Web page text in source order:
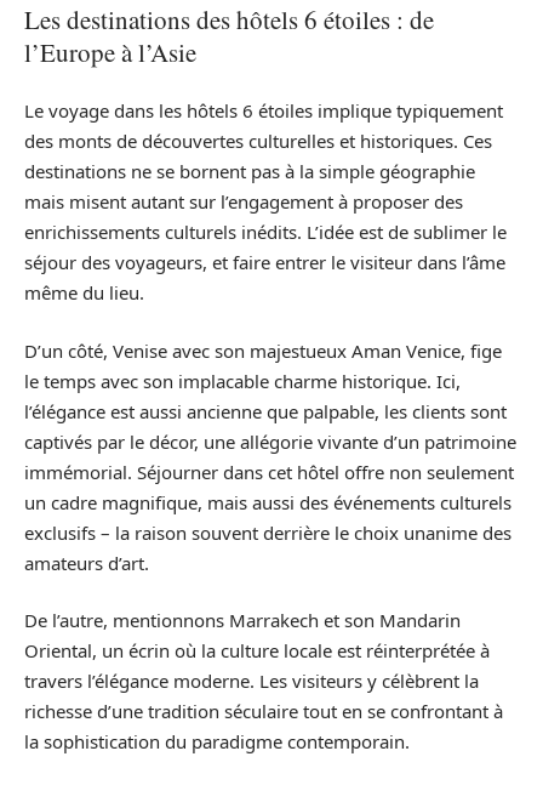
Les destinations des hôtels 6 étoiles : de
l’Europe à l’Asie
Le voyage dans les hôtels 6 étoiles implique typiquement
des monts de découvertes culturelles et historiques. Ces
destinations ne se bornent pas à la simple géographie
mais misent autant sur l’engagement à proposer des
enrichissements culturels inédits. L’idée est de sublimer le
séjour des voyageurs, et faire entrer le visiteur dans l’âme
même du lieu.
D’un côté, Venise avec son majestueux Aman Venice, fige
le temps avec son implacable charme historique. Ici,
l’élégance est aussi ancienne que palpable, les clients sont
captivés par le décor, une allégorie vivante d’un patrimoine
immémorial. Séjourner dans cet hôtel offre non seulement
un cadre magnifique, mais aussi des événements culturels
exclusifs – la raison souvent derrière le choix unanime des
amateurs d’art.
De l’autre, mentionnons Marrakech et son Mandarin
Oriental, un écrin où la culture locale est réinterprétée à
travers l’élégance moderne. Les visiteurs y célèbrent la
richesse d’une tradition séculaire tout en se confrontant à
la sophistication du paradigme contemporain.